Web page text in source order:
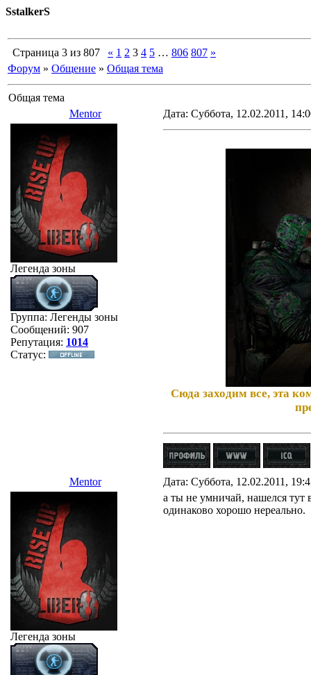
SstalkerS
Страница 3 из 807 « 1 2 3 4 5 … 806 807 »
Форум » Общение » Общая тема
Общая тема
Mentor
Дата: Суббота, 12.02.2011,
Легенда зоны
Группа: Легенды зоны
Сообщений: 907
Репутация: 1014
Статус:
Сюда заходим все, эта
Mentor Дата: Суббота, 12.02.2011,
Легенда зоны
а ты не умничай, нашелся тут
одинаково хорошо нереально.